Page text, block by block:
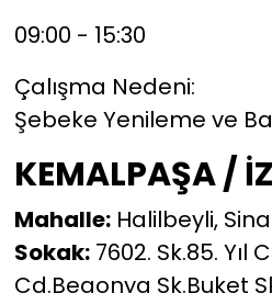
09:00 - 15:30
Çalışma Nedeni:
Şebeke Yenileme ve
KEMALPAŞA /
Mahalle:Halilbeyli,
Sokak:7602. Sk.85. Yıl
Cd.Begonya Sk.Buket